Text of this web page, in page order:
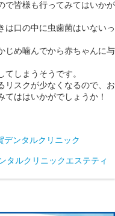
で皆様も行ってみてはいかが
は口の中に虫歯菌はいないっ
じめ噛んでから赤ちゃんに与
しまうそうです。
リスクが少なくなるので、お
ははいかがでしょうか！
ンタルクリニック
ルクリニックエステティ